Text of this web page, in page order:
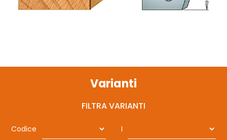
Varianti
FILTRA VARIANTI
Codice I